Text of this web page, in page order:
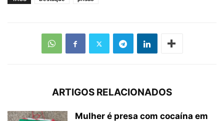
ARTIGOS RELACIONADOS
Mulher é presa com cocaína em